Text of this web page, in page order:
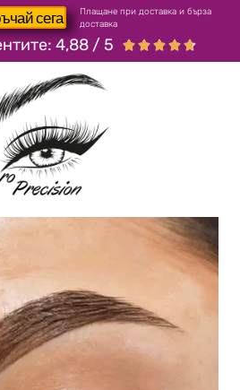
сега
Плащане при доставка и бърза
доставка
4,88 / 5     